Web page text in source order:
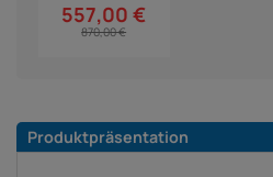
557,00 €
870,00 €
Produktpräsentation